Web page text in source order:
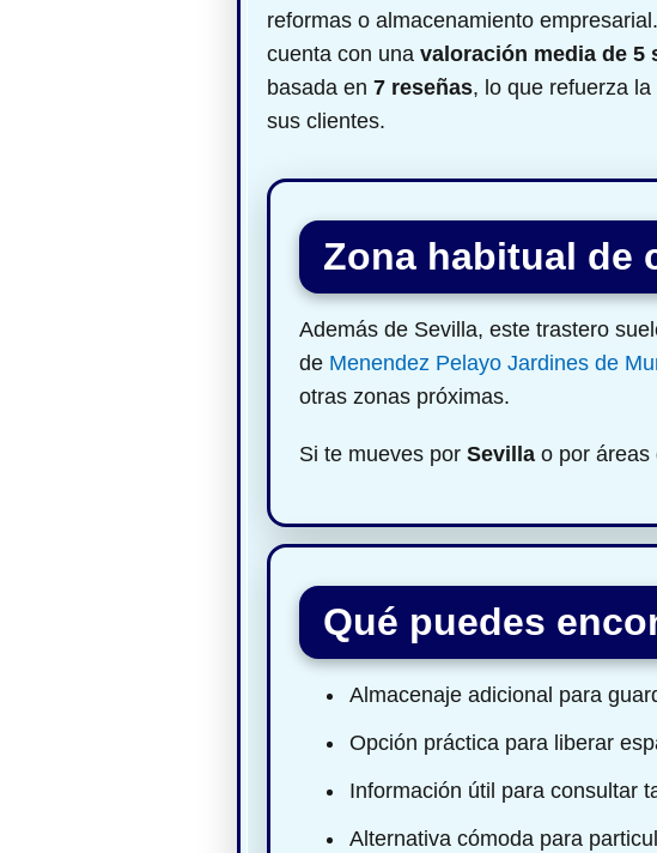
reformas o almacenamiento
cuenta con una valoración media de 5
basada en 7 reseñas, lo que refuerza
sus clientes.
Zona habitual de
Además de Sevilla, este trastero
de Menendez Pelayo Jardines de
otras zonas próximas.
Si te mueves por Sevilla o por áreas
Qué puedes
Almacenaje adicional para
Opción práctica para liberar
Información útil para consultar
Alternativa cómoda para